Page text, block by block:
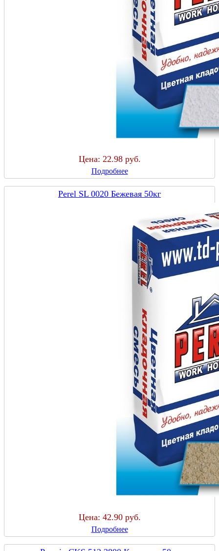
Цена: 22.98 руб.
Подробнее
Perel SL 0020 Бежевая 50кг
Цена: 42.90 руб.
Подробнее